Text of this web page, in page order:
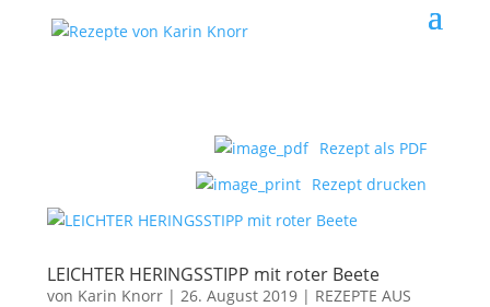
Rezept als PDF
Rezept drucken
LEICHTER HERINGSSTIPP mit roter Beete
von Karin Knorr| 26. August 2019| REZEPTE AUS